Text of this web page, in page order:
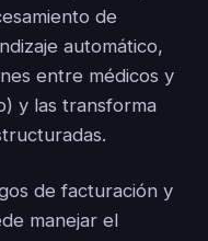
de
automático,
entre médicos y
y las transforma
de facturación y
manejar el